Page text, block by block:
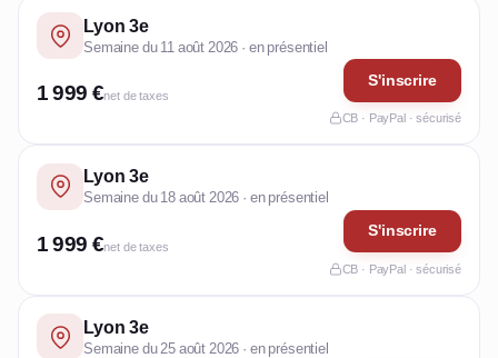
Lyon 3e
Semaine du 11 août 2026 · en présentiel
1 999 €net de taxes
S'inscrire
CB · PayPal · sécurisé
Lyon 3e
Semaine du 18 août 2026 · en présentiel
1 999 €net de taxes
S'inscrire
CB · PayPal · sécurisé
Lyon 3e
Semaine du 25 août 2026 · en présentiel